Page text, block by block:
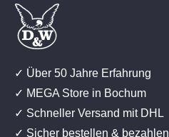
✓ Über 50 Jahre Erfahrung
✓ MEGA Store in Bochum
✓ Schneller Versand mit DHL
✓ Sicher bestellen & bezahlen